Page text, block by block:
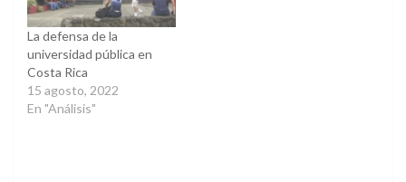
La defensa de la
universidad pública en
Costa Rica
15 agosto, 2022
En "Análisis"